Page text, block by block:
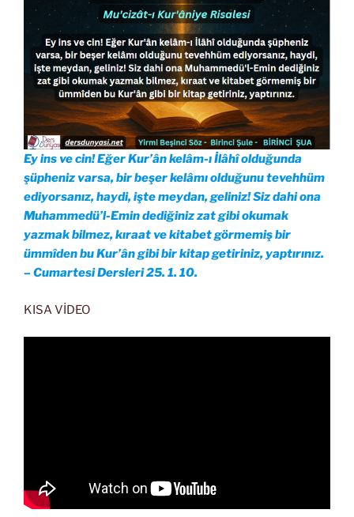
Ey ins ve cin! Eğer Kur’ân kelâm-ı İlâhî olduğunda
şüpheniz varsa, bir beşer kelâmı olduğunu tevehhüm
ediyorsanız, haydi, işte meydan, geliniz! Siz dahi ona
Muhammedü’l-Emin dediğiniz zat gibi okumak
yazmak bilmez, kıraat ve kitabet görmemiş bir
ümmîden bu Kur’ân gibi bir kitap getiriniz, yaptırınız.
– Cumartesi Dersleri 25. 1. 10.
KISA VİDEO